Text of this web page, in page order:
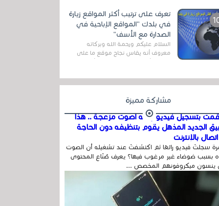
قنوات مميزة جدا تنقل العديد من البرامج
اله...
تعرف على ترتيب أكثر المواقع زيارة
في بلدك "المواقع الإباحية في
الصدارة مع الأسف"
السلام عليكم ورحمة الله وبركاته
معروف أنه يقاس نجاح موقع ما على
في...
مشاركة مميزة
بتسجيل فيديو وفيه أصوت مزعجة .. هذا
الجديد المذهل يقوم بتنظيفه دون الحاجة
بالإنترنت
سجلتَ فيديو رائعًا ثم اكتشفتَ عند تشغيله أن الصوت
بسبب ضوضاء غير مرغوب فيها؟ يعرف صُنّاع المحتوى
ينسون ميكروفونهم المخصص ...